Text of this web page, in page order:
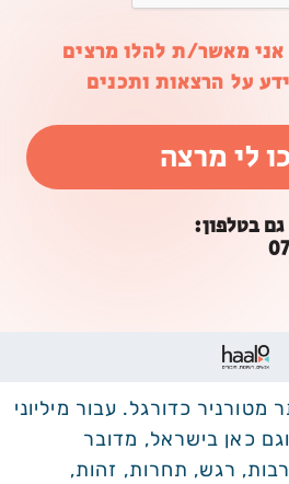
מאשר/ת להלו מרצים
על הרצאות ותכנים
לי מרצה
גם בטלפון:
מטורניר כדורגל. עבור מיליוני
כאן בישראל, מדובר
רגש, תחרות, זהות,